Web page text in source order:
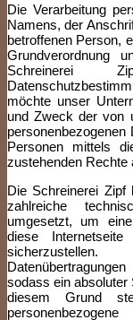
Die Verarbeitung
Namens, der
betroffenen Person,
Grundverordnung
Schreinerei
möchte unser
und Zweck der von
Personen mittels
zustehenden Rechte
Die Schreinerei Zipf
zahlreiche
umgesetzt, um
diese Internetseite
sodass ein absoluter
diesem Grund